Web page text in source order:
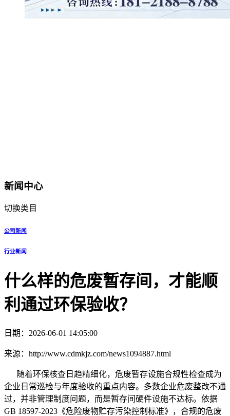
新闻中心
切换类目
公司新闻
行业新闻
什么样的危废暂存间，才能顺
利通过环保验收？
日期：2026-06-01 14:05:00
来源：http://www.cdmkjz.com/news1094887.html
随着环保核查日趋精细化，危废暂存设施合规性检查成为
企业日常巡检与年度验收的重点内容。多数企业危废整改不通
过，并非管理制度问题，而是暂存间硬件设施不达标。依据
GB 18597-2023《危险废物贮存污染控制标准》，合规的危废